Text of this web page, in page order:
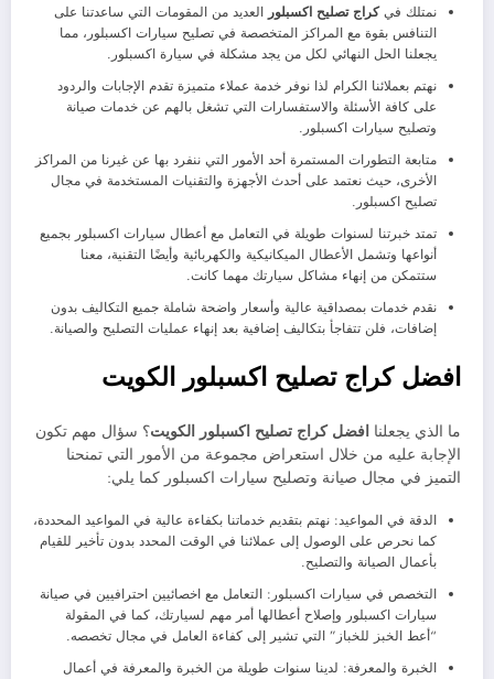
نمتلك فيكراج تصليح اكسبلور العديد من المقومات التي ساعدتنا على
التنافس بقوة مع المراكز المتخصصة في تصليح سيارات اكسبلور، مما
يجعلنا الحل النهائي لكل من يجد مشكلة في سيارة اكسبلور.
نهتم بعملائنا الكرام لذا نوفر خدمة عملاء متميزة تقدم الإجابات والردود
على كافة الأسئلة والاستفسارات التي تشغل بالهم عن خدمات صيانة
وتصليح سيارات اكسبلور.
متابعة التطورات المستمرة أحد الأمور التي ننفرد بها عن غيرنا من المراكز
الأخرى، حيث نعتمد على أحدث الأجهزة والتقنيات المستخدمة في مجال
تصليح اكسبلور.
تمتد خبرتنا لسنوات طويلة في التعامل مع أعطال سيارات اكسبلور بجميع
أنواعها وتشمل الأعطال الميكانيكية والكهربائية وأيضًا التقنية، معنا
ستتمكن من إنهاء مشاكل سيارتك مهما كانت.
نقدم خدمات بمصداقية عالية وأسعار واضحة شاملة جميع التكاليف بدون
إضافات، فلن تتفاجأ بتكاليف إضافية بعد إنهاء عمليات التصليح والصيانة.
افضل كراج تصليح اكسبلور الكويت
ما الذي يجعلنا افضل كراج تصليح اكسبلور الكويت؟ سؤال مهم تكون
الإجابة عليه من خلال استعراض مجموعة من الأمور التي تمنحنا
التميز في مجال صيانة وتصليح سيارات اكسبلور كما يلي:
الدقة في المواعيد: نهتم بتقديم خدماتنا بكفاءة عالية في المواعيد المحددة،
كما نحرص على الوصول إلى عملائنا في الوقت المحدد بدون تأخير للقيام
بأعمال الصيانة والتصليح.
التخصص في سيارات اكسبلور: التعامل مع اخصائيين احترافيين في صيانة
سيارات اكسبلور وإصلاح أعطالها أمر مهم لسيارتك، كما في المقولة
“أعط الخبز للخباز” التي تشير إلى كفاءة العامل في مجال تخصصه.
الخبرة والمعرفة: لدينا سنوات طويلة من الخبرة والمعرفة في أعمال